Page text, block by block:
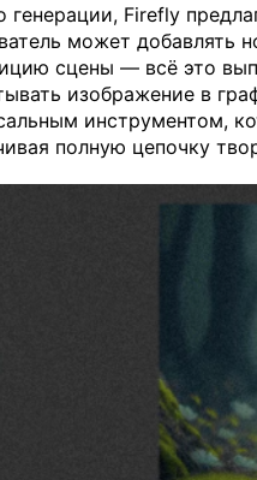
Firefly
может добавлять
сцены — всё это
изображение в
инструментом,
полную цепочку